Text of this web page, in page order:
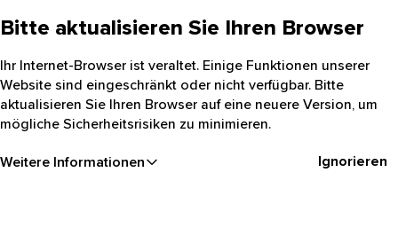
Bitte aktualisieren Sie Ihren Browser
Ihr Internet-Browser ist veraltet. Einige Funktionen unserer
Website sind eingeschränkt oder nicht verfügbar. Bitte
aktualisieren Sie Ihren Browser auf eine neuere Version, um
mögliche Sicherheitsrisiken zu minimieren.
Weitere Informationen Ignorieren